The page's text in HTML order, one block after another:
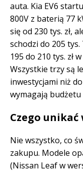
auta. Kia EV6
800V z baterią 77
się od 230 tys. zł,
schodzi do 205
195 do 210 tys. zł
Wszystkie trzy są
inwestycjami niż
wymagają
Czego unikać
Nie wszystko, co
zakupu. Modele
(Nissan Leaf w